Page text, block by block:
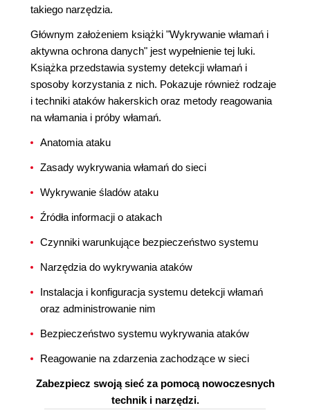
takiego narzędzia.
Głównym założeniem książki "Wykrywanie włamań i
aktywna ochrona danych" jest wypełnienie tej luki.
Książka przedstawia systemy detekcji włamań i
sposoby korzystania z nich. Pokazuje również rodzaje
i techniki ataków hakerskich oraz metody reagowania
na włamania i próby włamań.
Anatomia ataku
Zasady wykrywania włamań do sieci
Wykrywanie śladów ataku
Źródła informacji o atakach
Czynniki warunkujące bezpieczeństwo systemu
Narzędzia do wykrywania ataków
Instalacja i konfiguracja systemu detekcji włamań
oraz administrowanie nim
Bezpieczeństwo systemu wykrywania ataków
Reagowanie na zdarzenia zachodzące w sieci
Zabezpiecz swoją sieć za pomocą nowoczesnych
technik i narzędzi.